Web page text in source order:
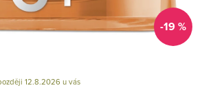
-19 %
12.8.2026